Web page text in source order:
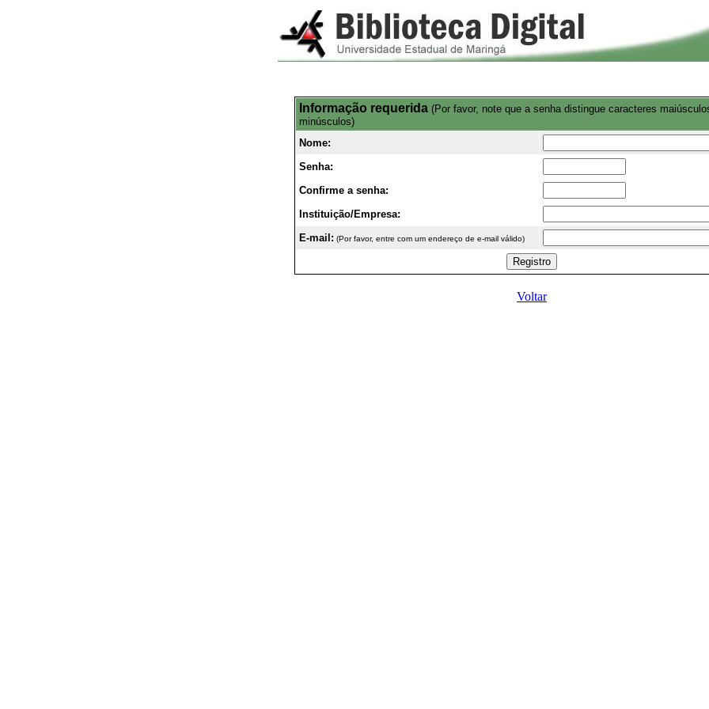
Informação requerida (Por favor, note que a senha distingue caracteres
minúsculos)
Nome:
Senha:
Confirme a senha:
Instituição/Empresa:
E-mail: (Por favor, entre com um endereço de e-mail válido)
Voltar